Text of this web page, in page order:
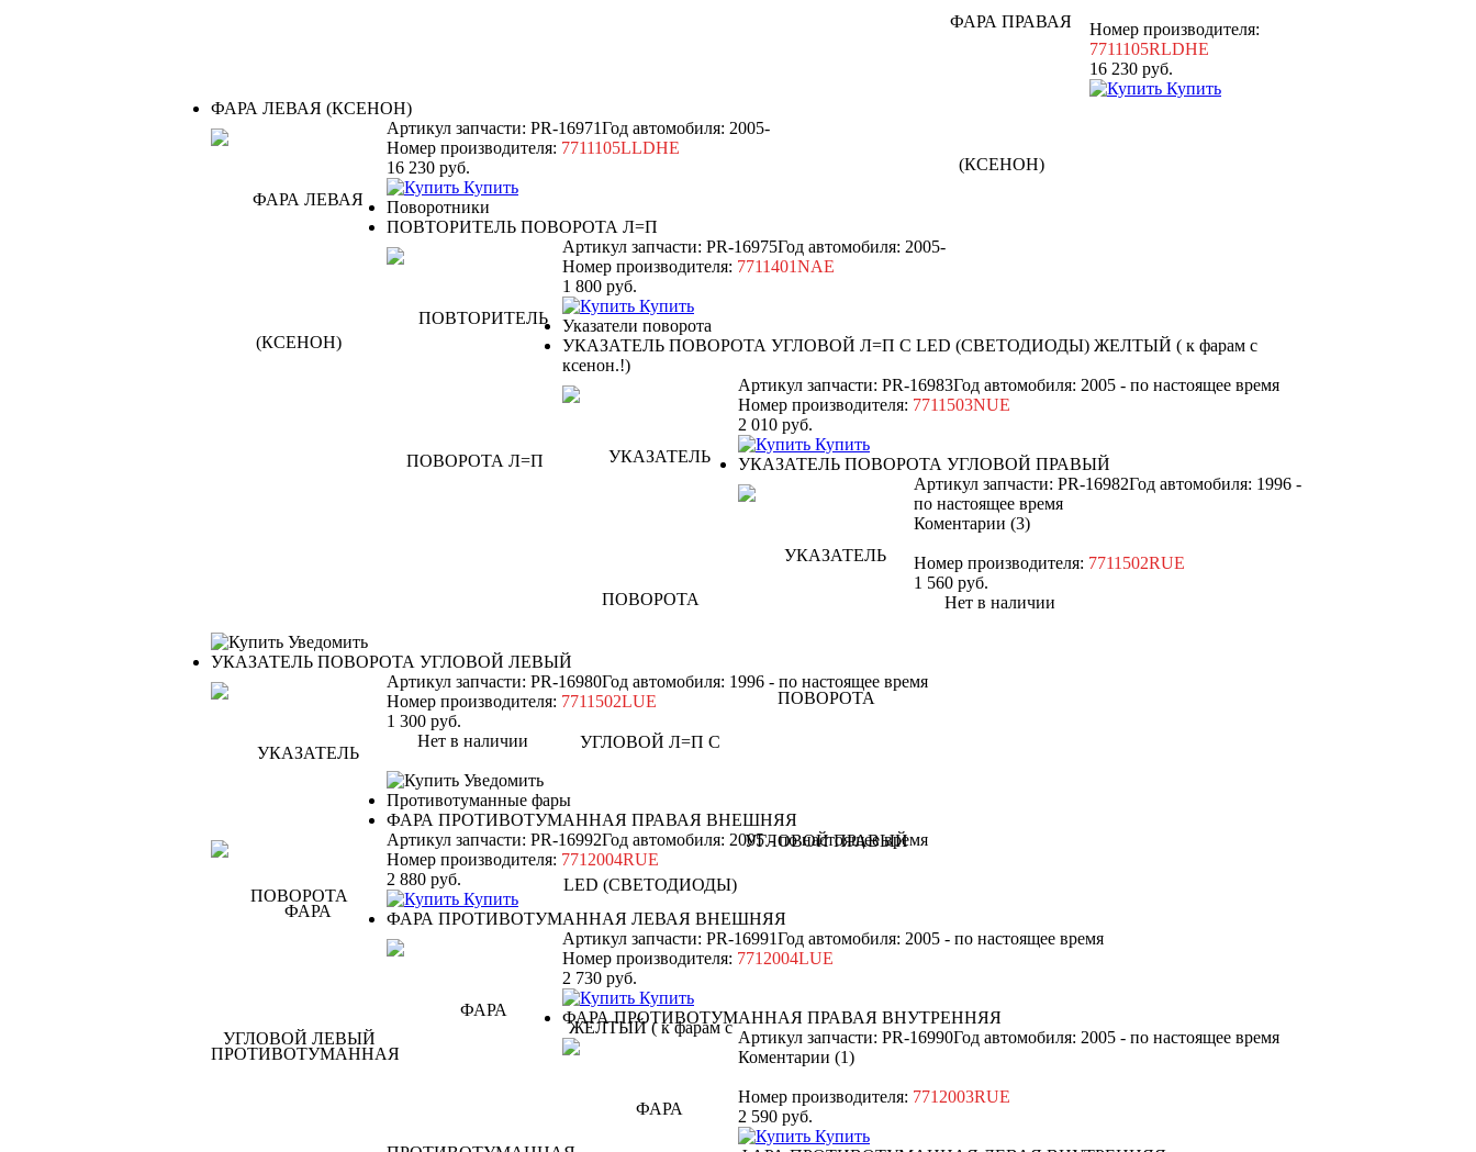
Номер производителя:
7711105RLDHE
16 230 руб.
Купить
ФАРА ЛЕВАЯ (КСЕНОН)
Артикул запчасти: PR-16971Год автомобиля: 2005-
Номер производителя: 7711105LLDHE
16 230 руб.
Купить
Поворотники
ПОВТОРИТЕЛЬ ПОВОРОТА Л=П
Артикул запчасти: PR-16975Год автомобиля: 2005-
Номер производителя: 7711401NAE
1 800 руб.
Купить
Указатели поворота
УКАЗАТЕЛЬ ПОВОРОТА УГЛОВОЙ Л=П С LED (СВЕТОДИОДЫ) ЖЕЛТЫЙ ( к фарам с
ксенон.!)
Артикул запчасти: PR-16983Год автомобиля: 2005 - по настоящее время
Номер производителя: 7711503NUE
2 010 руб.
Купить
УКАЗАТЕЛЬ ПОВОРОТА УГЛОВОЙ ПРАВЫЙ
Артикул запчасти: PR-16982Год автомобиля: 1996 -
по настоящее время
Коментарии (3)
Номер производителя: 7711502RUE
1 560 руб.
Нет в наличии
Уведомить
УКАЗАТЕЛЬ ПОВОРОТА УГЛОВОЙ ЛЕВЫЙ
Артикул запчасти: PR-16980Год автомобиля: 1996 - по настоящее время
Номер производителя: 7711502LUE
1 300 руб.
Нет в наличии
Уведомить
Противотуманные фары
ФАРА ПРОТИВОТУМАННАЯ ПРАВАЯ ВНЕШНЯЯ
Артикул запчасти: PR-16992Год автомобиля: 2005 - по настоящее время
Номер производителя: 7712004RUE
2 880 руб.
Купить
ФАРА ПРОТИВОТУМАННАЯ ЛЕВАЯ ВНЕШНЯЯ
Артикул запчасти: PR-16991Год автомобиля: 2005 - по настоящее время
Номер производителя: 7712004LUE
2 730 руб.
Купить
ФАРА ПРОТИВОТУМАННАЯ ПРАВАЯ ВНУТРЕННЯЯ
Артикул запчасти: PR-16990Год автомобиля: 2005 - по настоящее время
Коментарии (1)
Номер производителя: 7712003RUE
2 590 руб.
Купить